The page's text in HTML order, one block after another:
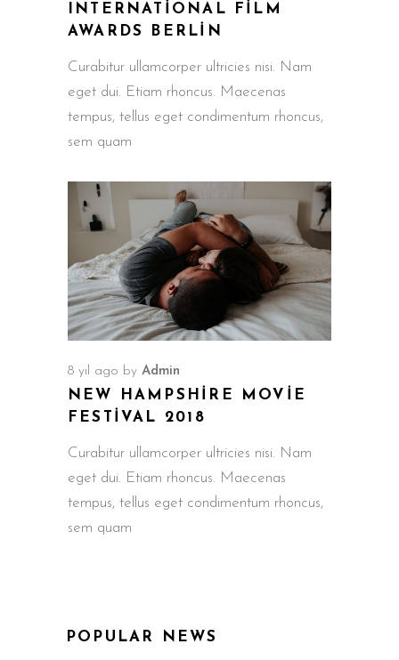
INTERNATIONAL FILM
AWARDS BERLIN
Curabitur ullamcorper ultricies nisi. Nam
eget dui. Etiam rhoncus. Maecenas
tempus, tellus eget condimentum rhoncus,
sem quam
8 yıl ago by Admin
NEW HAMPSHIRE MOVIE
FESTIVAL 2018
Curabitur ullamcorper ultricies nisi. Nam
eget dui. Etiam rhoncus. Maecenas
tempus, tellus eget condimentum rhoncus,
sem quam
POPULAR NEWS